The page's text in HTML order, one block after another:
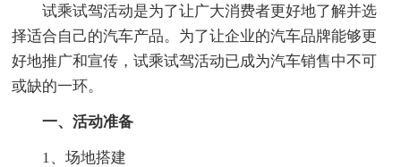
试乘试驾活动是为了让广大消费者更好地了解并选
择适合自己的汽车产品。为了让企业的汽车品牌能够更
好地推广和宣传，试乘试驾活动已成为汽车销售中不可
或缺的一环。
一、活动准备
1、场地搭建